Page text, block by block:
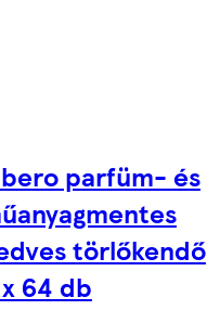
parfüm- és
törlőkendő
64 db